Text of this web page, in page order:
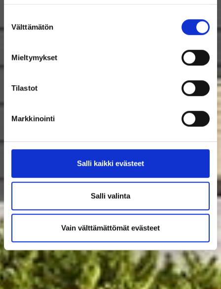
valinta
Välttämätön
Mieltymykset
Tilastot
Markkinointi
Salli kaikki evästeet
Salli valinta
Vain välttämättömät evästeet